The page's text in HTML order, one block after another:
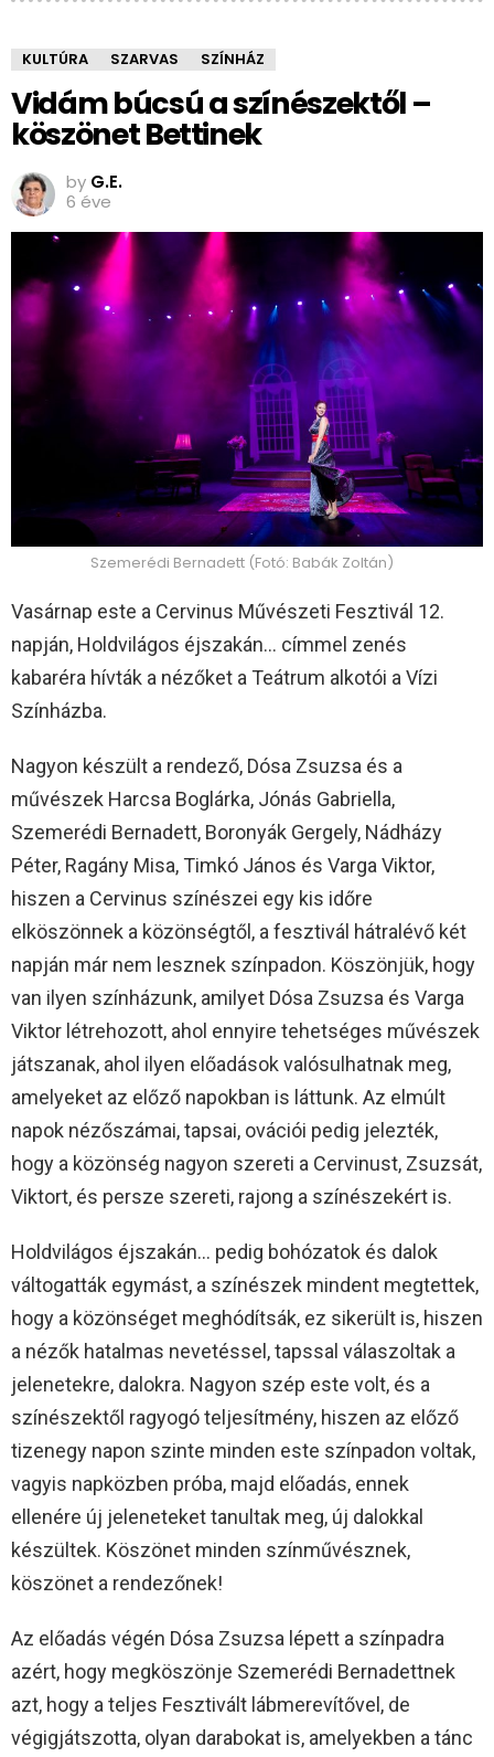
KULTÚRA SZARVAS SZÍNHÁZ
Vidám búcsú a színészektől –
köszönet Bettinek
by G.E.
6 éve
Szemerédi Bernadett (Fotó: Babák Zoltán)
Vasárnap este a Cervinus Művészeti Fesztivál 12.
napján, Holdvilágos éjszakán… címmel zenés
kabaréra hívták a nézőket a Teátrum alkotói a Vízi
Színházba.
Nagyon készült a rendező, Dósa Zsuzsa és a
művészek Harcsa Boglárka, Jónás Gabriella,
Szemerédi Bernadett, Boronyák Gergely, Nádházy
Péter, Ragány Misa, Timkó János és Varga Viktor,
hiszen a Cervinus színészei egy kis időre
elköszönnek a közönségtől, a fesztivál hátralévő két
napján már nem lesznek színpadon. Köszönjük, hogy
van ilyen színházunk, amilyet Dósa Zsuzsa és Varga
Viktor létrehozott, ahol ennyire tehetséges művészek
játszanak, ahol ilyen előadások valósulhatnak meg,
amelyeket az előző napokban is láttunk. Az elmúlt
napok nézőszámai, tapsai, ovációi pedig jelezték,
hogy a közönség nagyon szereti a Cervinust, Zsuzsát,
Viktort, és persze szereti, rajong a színészekért is.
Holdvilágos éjszakán… pedig bohózatok és dalok
váltogatták egymást, a színészek mindent megtettek,
hogy a közönséget meghódítsák, ez sikerült is, hiszen
a nézők hatalmas nevetéssel, tapssal válaszoltak a
jelenetekre, dalokra. Nagyon szép este volt, és a
színészektől ragyogó teljesítmény, hiszen az előző
tizenegy napon szinte minden este színpadon voltak,
vagyis napközben próba, majd előadás, ennek
ellenére új jeleneteket tanultak meg, új dalokkal
készültek. Köszönet minden színművésznek,
köszönet a rendezőnek!
Az előadás végén Dósa Zsuzsa lépett a színpadra
azért, hogy megköszönje Szemerédi Bernadettnek
azt, hogy a teljes Fesztivált lábmerevítővel, de
végigjátszotta, olyan darabokat is, amelyekben a tánc